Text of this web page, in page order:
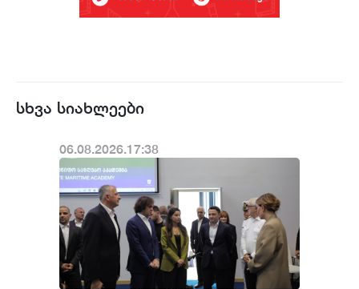
სხვა სიახლეები
06.08.2026.17:38